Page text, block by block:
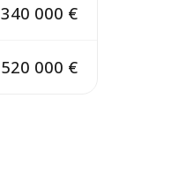
340 000 €
520 000 €